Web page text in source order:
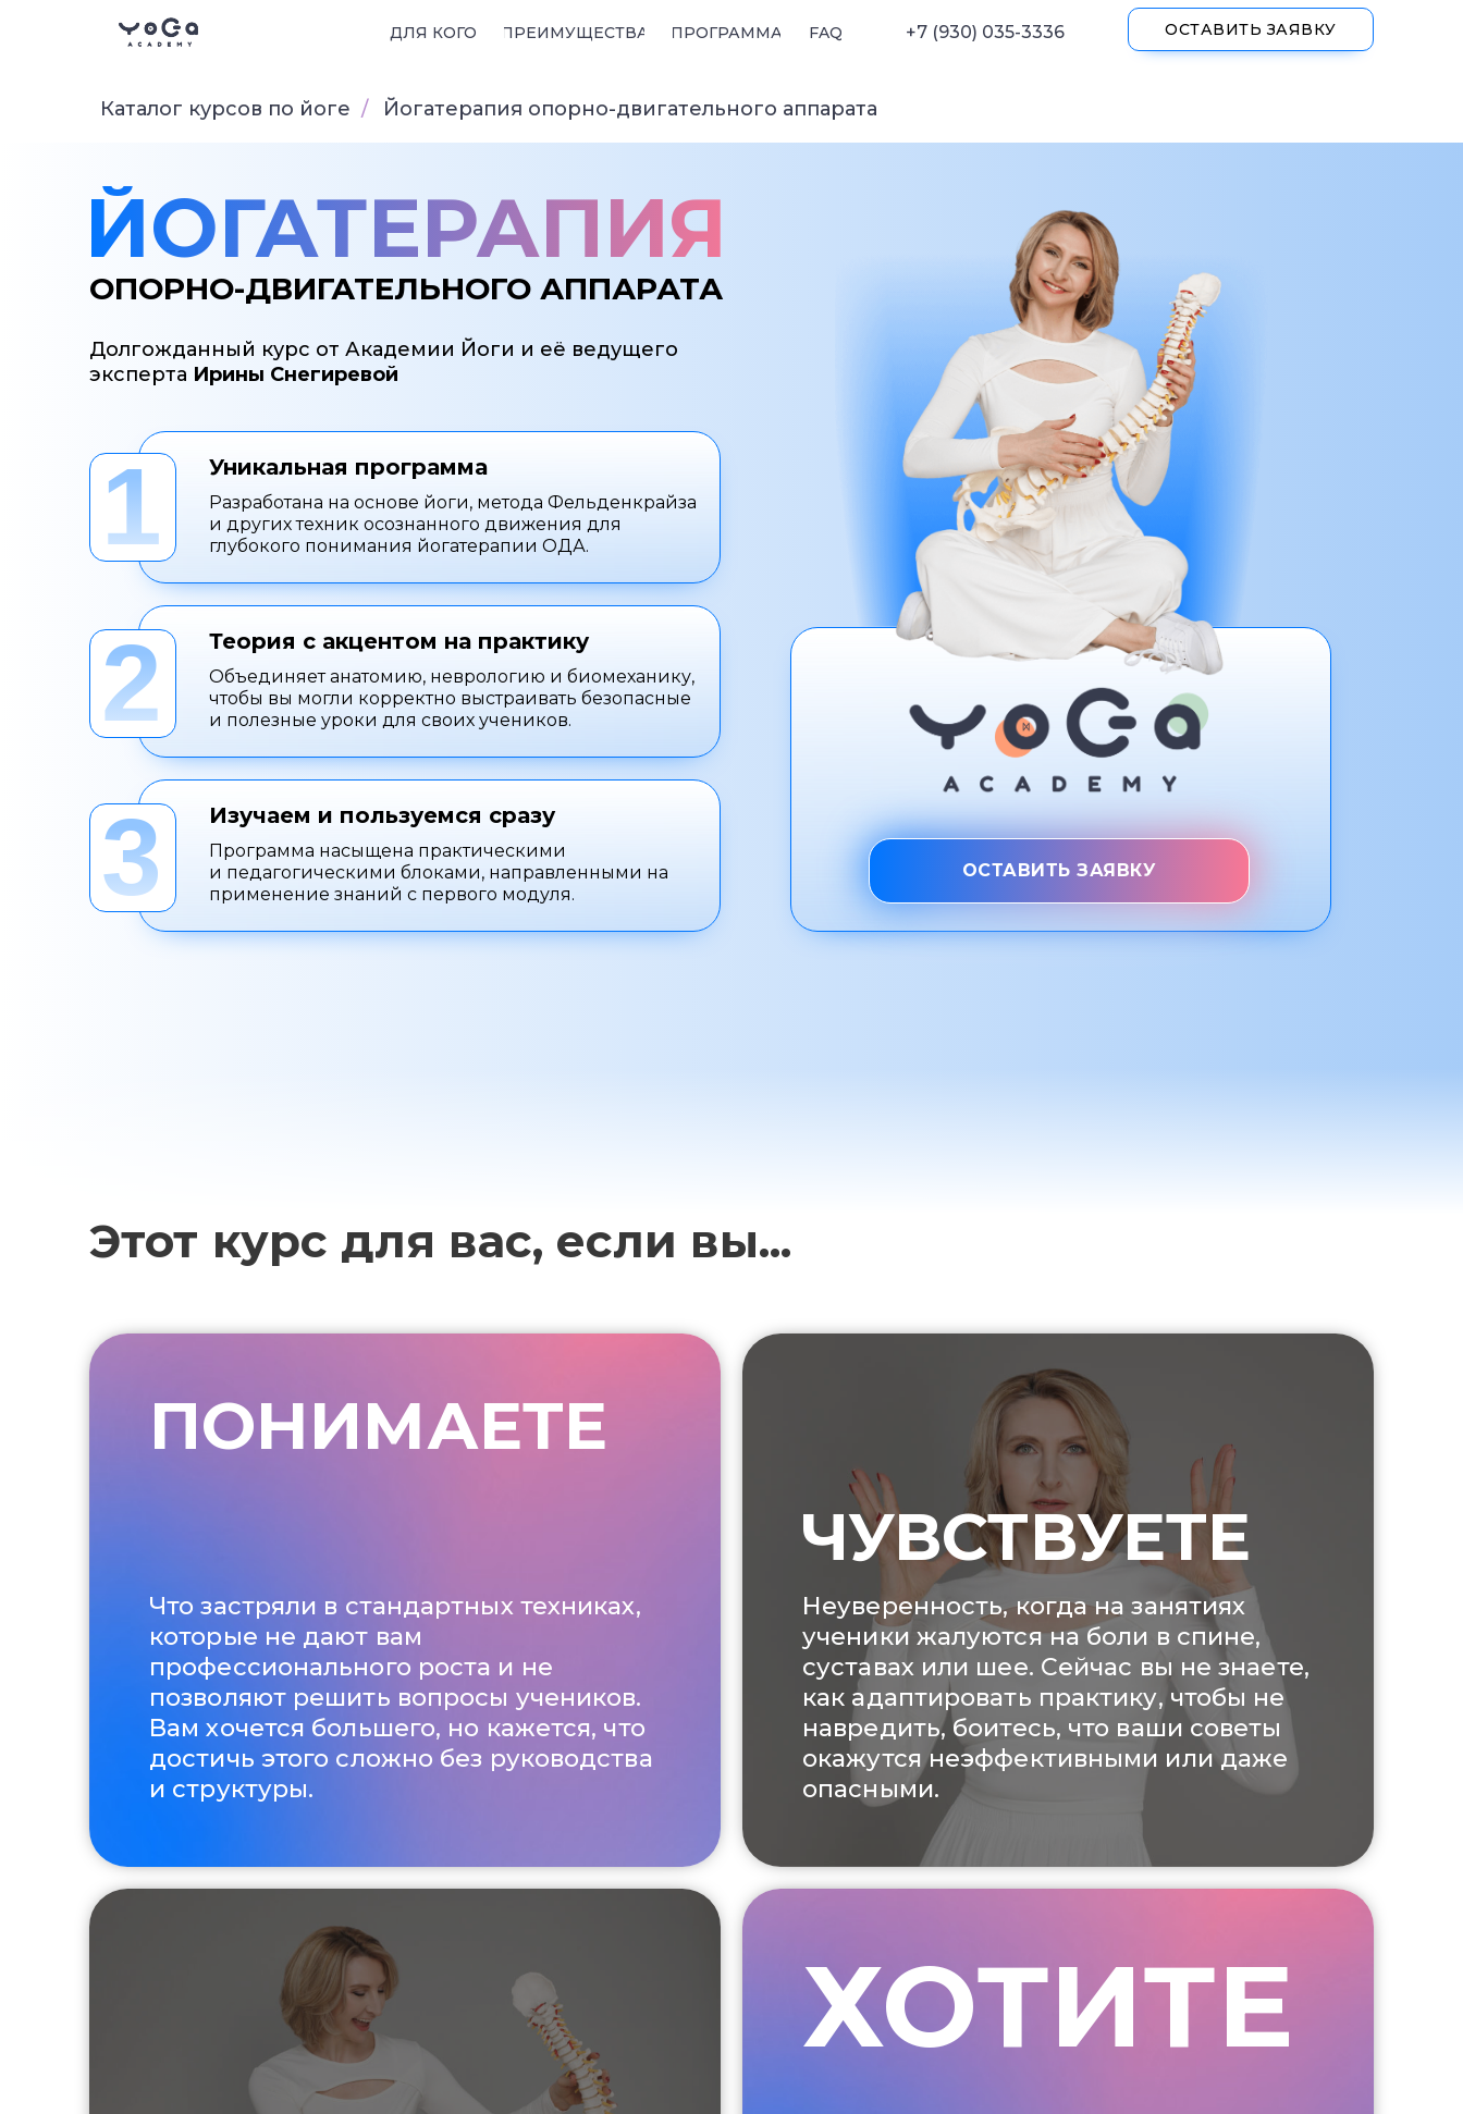
+7 (930) 035-3336
FAQ
ДЛЯ КОГО ПРЕИМУЩЕСТВА ПРОГРАММА ОСТАВИТЬ ЗАЯВКУ
Каталог курсов по йоге / Йогатерапия опорно-двигательного аппарата
ОСТАВИТЬ ЗАЯВКУ
Объединяет анатомию, неврологию и биомеханику,
чтобы вы могли корректно выстраивать безопасные
и полезные уроки для своих учеников.
2 Теория с акцентом на практику
ЙОГАТЕРАПИЯ
ОПОРНО-ДВИГАТЕЛЬНОГО АППАРАТА
Долгожданный курс от Академии Йоги и её ведущего
эксперта Ирины Снегиревой
Программа насыщена практическими
и педагогическими блоками, направленными на
применение знаний с первого модуля.
Уникальная программа
1
Разработана на основе йоги, метода Фельденкрайза
и других техник осознанного движения для
глубокого понимания йогатерапии ОДА.
3 Изучаем и пользуемся сразу
Этот курс для вас, если вы...
ХОТИТЕ
Что застряли в стандартных техниках,
которые не дают вам
профессионального роста и не
позволяют решить вопросы учеников.
Вам хочется большего, но кажется, что
достичь этого сложно без руководства
и структуры.
ПОНИМАЕТЕ
ЧУВСТВУЕТЕ
Неуверенность, когда на занятиях
ученики жалуются на боли в спине,
суставах или шее. Сейчас вы не знаете,
как адаптировать практику, чтобы не
навредить, боитесь, что ваши советы
окажутся неэффективными или даже
опасными.